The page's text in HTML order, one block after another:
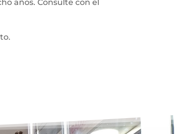
años. Consulte con el